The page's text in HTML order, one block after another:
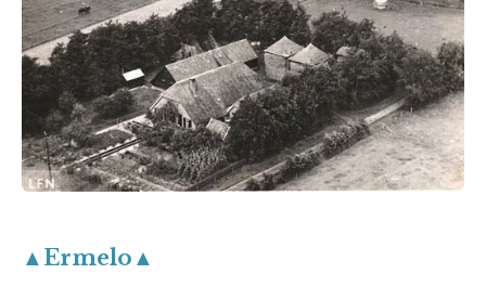
▲Ermelo▲